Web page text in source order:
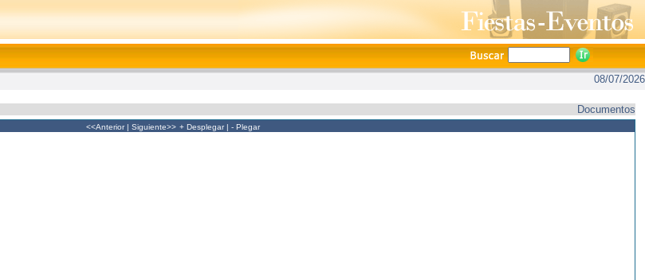
08/07/2026
Documentos
<<Anterior| Siguiente>> + Desplegar| - Plegar